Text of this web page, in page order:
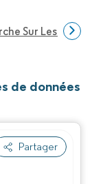
Sur Les
de données
Partager